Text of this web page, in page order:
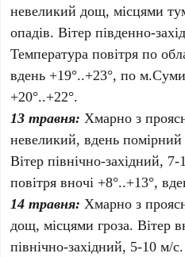
невеликий дощ, місцями
опадів. Вітер південно-
Температура повітря по
вдень +19°..+23°, по
+20°..+22°.
13 травня: Хмарно з
невеликий, вдень
Вітер північно-західний,
повітря вночі +8°..+13°,
14 травня: Хмарно з
дощ, місцями гроза. Вітер
північно-західний, 5-10 м/